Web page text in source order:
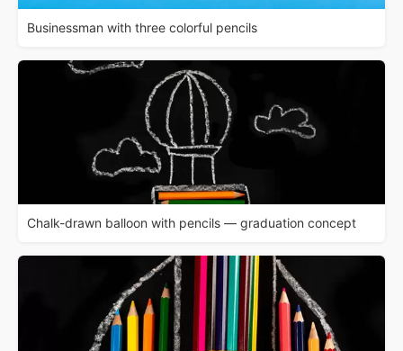
Businessman with three colorful pencils
Chalk-drawn balloon with pencils — graduation concept